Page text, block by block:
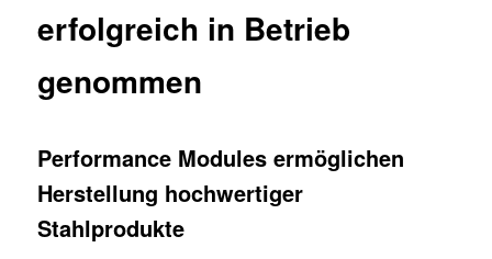
erfolgreich in Betrieb
genommen
Performance Modules ermöglichen
Herstellung hochwertiger
Stahlprodukte